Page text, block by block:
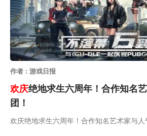
作者 : 游戏日报
欢庆绝地求生六周年！合作知名
团！
欢庆绝地求生六周年！合作知名艺术家与人